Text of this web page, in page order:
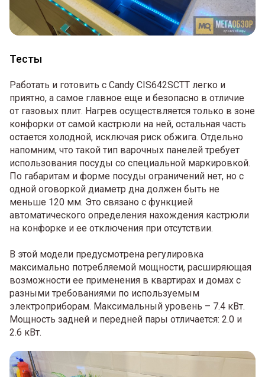
Тесты
Работать и готовить с Candy CIS642SCTT легко и
приятно, а самое главное еще и безопасно в отличие
от газовых плит. Нагрев осуществляется только в зоне
конфорки от самой кастрюли на ней, остальная часть
остается холодной, исключая риск обжига. Отдельно
напомним, что такой тип варочных панелей требует
использования посуды со специальной маркировкой.
По габаритам и форме посуды ограничений нет, но с
одной оговоркой диаметр дна должен быть не
меньше 120 мм. Это связано с функцией
автоматического определения нахождения кастрюли
на конфорке и ее отключения при отсутствии.
В этой модели предусмотрена регулировка
максимально потребляемой мощности, расширяющая
возможности ее применения в квартирах и домах с
разными требованиями по используемым
электроприборам. Максимальный уровень – 7.4 кВт.
Мощность задней и передней пары отличается: 2.0 и
2.6 кВт.